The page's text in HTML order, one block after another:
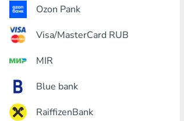
Ozon Pank
Visa/MasterCard RUB
MIR
Blue bank
RaiffizenBank